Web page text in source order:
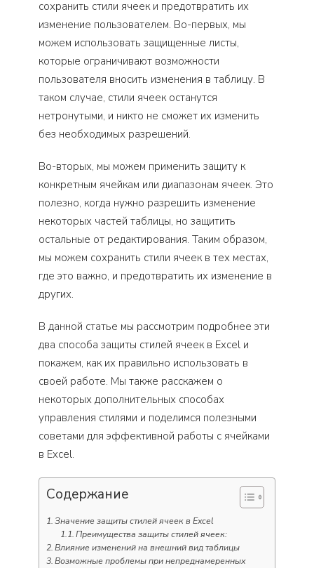
сохранить стили ячеек и предотвратить их
изменение пользователем. Во-первых, мы
можем использовать защищенные листы,
которые ограничивают возможности
пользователя вносить изменения в таблицу. В
таком случае, стили ячеек останутся
нетронутыми, и никто не сможет их изменить
без необходимых разрешений.
Во-вторых, мы можем применить защиту к
конкретным ячейкам или диапазонам ячеек. Это
полезно, когда нужно разрешить изменение
некоторых частей таблицы, но защитить
остальные от редактирования. Таким образом,
мы можем сохранить стили ячеек в тех местах,
где это важно, и предотвратить их изменение в
других.
В данной статье мы рассмотрим подробнее эти
два способа защиты стилей ячеек в Excel и
покажем, как их правильно использовать в
своей работе. Мы также расскажем о
некоторых дополнительных способах
управления стилями и поделимся полезными
советами для эффективной работы с ячейками
в Excel.
Содержание
Значение защиты стилей ячеек в Excel
Преимущества защиты стилей ячеек:
Влияние изменений на внешний вид таблицы
Возможные проблемы при непреднамеренных